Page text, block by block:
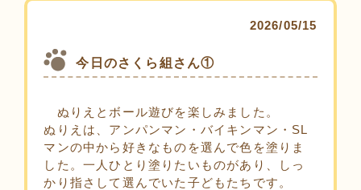
2026/05/15
今日のさくら組さん①
ぬりえとボール遊びを楽しみました。
ぬりえは、アンパンマン・バイキンマン・SL
マンの中から好きなものを選んで色を塗りま
した。一人ひとり塗りたいものがあり、しっ
かり指さして選んでいた子どもたちです。